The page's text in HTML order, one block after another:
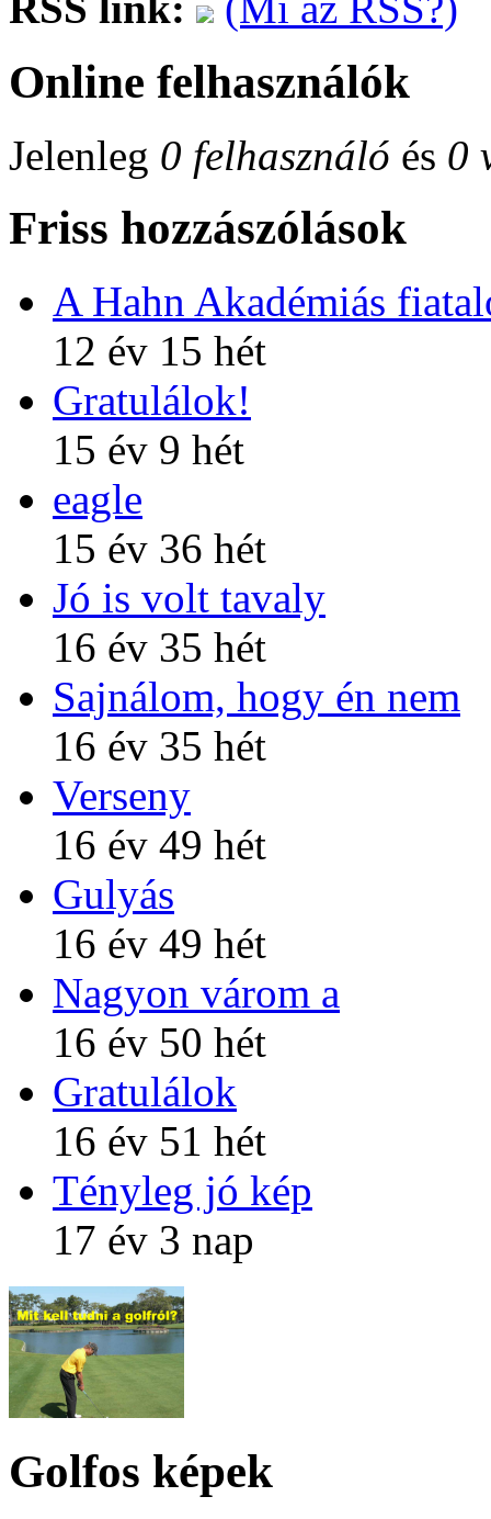
Online felhasználók
Jelenleg 0 felhasználó és 0
Friss hozzászólások
A Hahn Akadémiás
12 év 15 hét
Gratulálok!
15 év 9 hét
eagle
15 év 36 hét
Jó is volt tavaly
16 év 35 hét
Sajnálom, hogy én nem
16 év 35 hét
Verseny
16 év 49 hét
Gulyás
16 év 49 hét
Nagyon várom a
16 év 50 hét
Gratulálok
16 év 51 hét
Tényleg jó kép
17 év 3 nap
Golfos képek